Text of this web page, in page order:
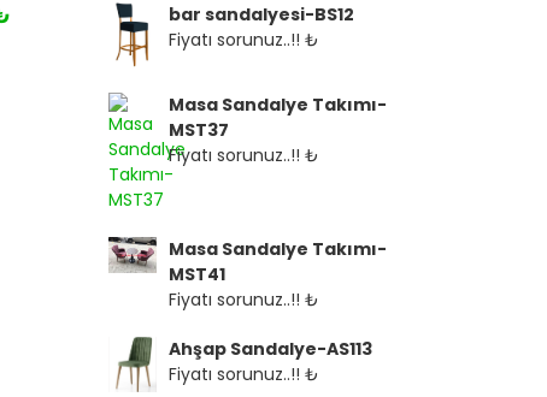
bar sandalyesi-BS12
Fiyatı sorunuz..!! ₺
Masa Sandalye Takımı-
MST37
Fiyatı sorunuz..!! ₺
Masa Sandalye Takımı-
MST41
Fiyatı sorunuz..!! ₺
Ahşap Sandalye-AS113
Fiyatı sorunuz..!! ₺